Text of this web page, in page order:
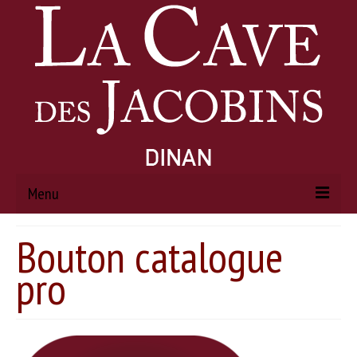
Menu
À PROPOS
Histoire
Actualités
Bouton catalogue
pro